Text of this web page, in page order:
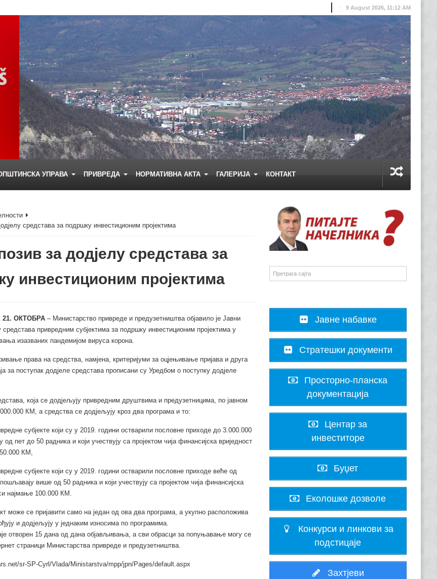
9 August 2026, 11:12 AM
УПРАВА ПРИВРЕДА НОРМАТИВНА АКТА ГАЛЕРИЈА КОНТАКТ
средстава за подршку инвестиционим пројектима
за додјелу средстава за
инвестиционим пројектима
ОКТОБРА– Министарство привреде и предузетништва објавило је Јавни
средстава привредним субјектима за подршку инвестиционим пројектима у
изазваних пандемијом вируса корона.
права на средства, намјена, критеријуми за оцјењивање пријава и друга
за поступак додјеле средстава прописани су Уредбом о поступку додјеле
која се додјељују привредним друштвима и предузетницима, по јавном
КМ, а средства се додјељују кроз два програма и то:
субјекте који су у 2019. години остварили пословне приходе до 3.000.000
пет до 50 радника и који учествују са пројектом чија финансијска вриједност
КМ,
субјекте који су у 2019. години остварили пословне приходе веће од
више од 50 радника и који учествују са пројектом чија финансијска
најмање 100.000 КМ.
може се пријавити само на један од ова два програма, а укупно расположива
и додјељују у једнаким износима по програмима.
отворен 15 дана од дана објављивања, а сви обрасци за попуњавање могу се
страници Министарства привреде и предузетништва.
sr-SP-Cyrl/Vlada/Ministarstva/mpp/jpn/Pages/default.aspx
Јавне набавке
Стратешки документи
Просторно-планска
документација
Центар за
инвеститоре
Буџет
Еколошке дозволе
Конкурси и линкови за
подстицаје
Захтјеви